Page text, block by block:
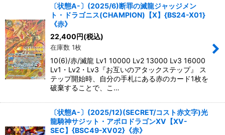
〔状態A-〕(2025/6)断罪の滅龍ジャッジメン
ト・ドラゴニス(CHAMPION)【X】{BS24-X01}
《赤》
22,400円(税込)
在庫数 1枚
10(6)/赤/滅龍 Lv1 10000 Lv2 13000 Lv3 16000
Lv1・Lv2・Lv3『お互いのアタックステップ』 ス
テップ開始時、自分の手札にある赤のカード1枚を
破棄することで、こ…
〔状態A-〕(2025/12)(SECRET/コスト赤文字)光
龍騎神サジット・アポロドラゴンXV【XV-
SEC】{BSC49-XV02}《赤》